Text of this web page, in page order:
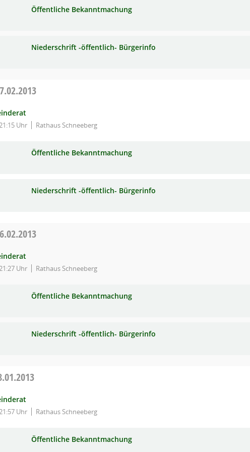
Öffentliche Bekanntmachung
Niederschrift -öffentlich- Bürgerinfo
Uhr Rathaus Schneeberg
Öffentliche Bekanntmachung
Niederschrift -öffentlich- Bürgerinfo
Uhr Rathaus Schneeberg
Öffentliche Bekanntmachung
Niederschrift -öffentlich- Bürgerinfo
Uhr Rathaus Schneeberg
Öffentliche Bekanntmachung